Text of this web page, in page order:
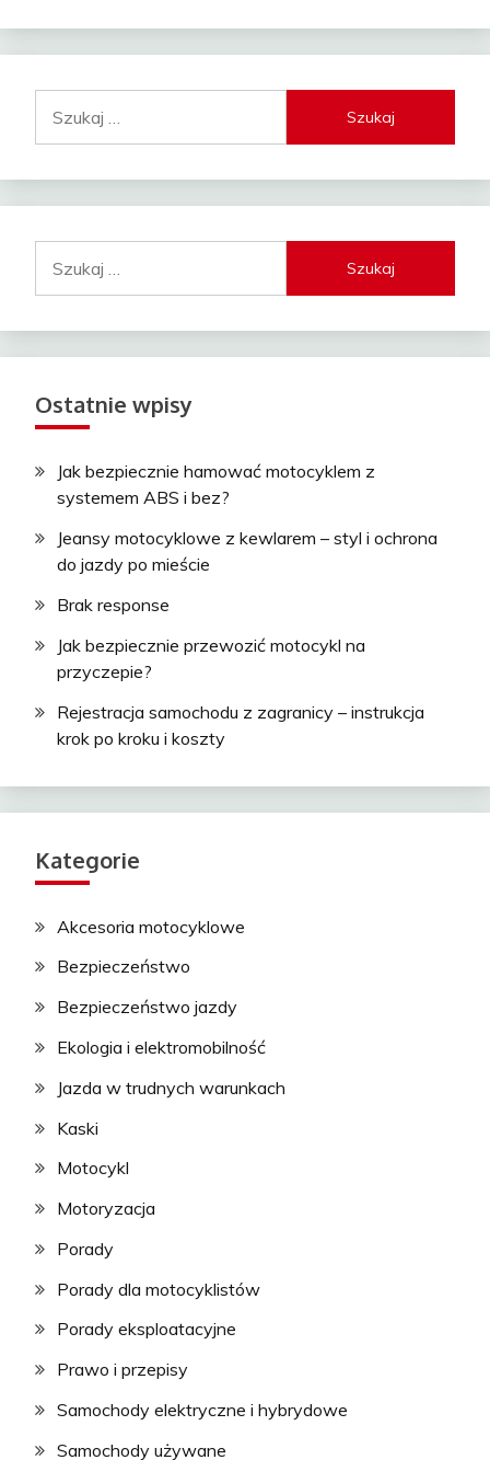
Ostatnie wpisy
Jak bezpiecznie hamować motocyklem z
systemem ABS i bez?
Jeansy motocyklowe z kewlarem – styl i ochrona
do jazdy po mieście
Brak response
Jak bezpiecznie przewozić motocykl na
przyczepie?
Rejestracja samochodu z zagranicy – instrukcja
krok po kroku i koszty
Kategorie
Akcesoria motocyklowe
Bezpieczeństwo
Bezpieczeństwo jazdy
Ekologia i elektromobilność
Jazda w trudnych warunkach
Kaski
Motocykl
Motoryzacja
Porady
Porady dla motocyklistów
Porady eksploatacyjne
Prawo i przepisy
Samochody elektryczne i hybrydowe
Samochody używane